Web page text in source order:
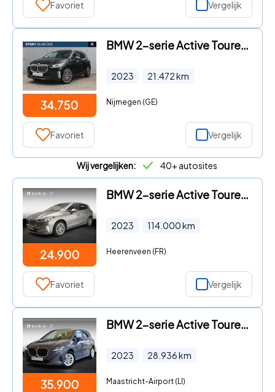
Favoriet Vergelijk
34.750
BMW 2-serie Active Tourer - 220i Luxury Line Automaat / Panoramadak / Trekhaak / Sportst
2023 21.472km
Nijmegen (GE)
Favoriet Vergelijk
Wij vergelijken: 40+ autosites
24.900
BMW 2-serie Active Tourer - 218i | LED | Leder | Navigatie | Sportstoelen | Chrome line
2023 114.000km
Heerenveen (FR)
Favoriet Vergelijk
35.900
BMW 2-serie Active Tourer - 225e xDrive | Head-Up Display | Voorstoelen Verwarmd | SOH 9
2023 28.936km
Maastricht-Airport (LI)